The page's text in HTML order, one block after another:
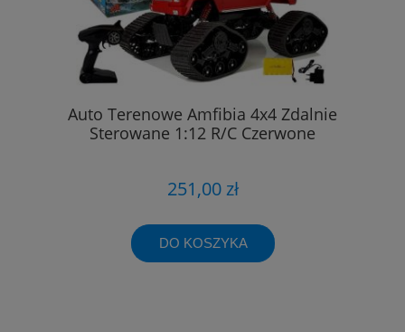
Auto Terenowe Amfibia 4x4 Zdalnie
Sterowane 1:12 R/C Czerwone
251,00 zł
DO KOSZYKA